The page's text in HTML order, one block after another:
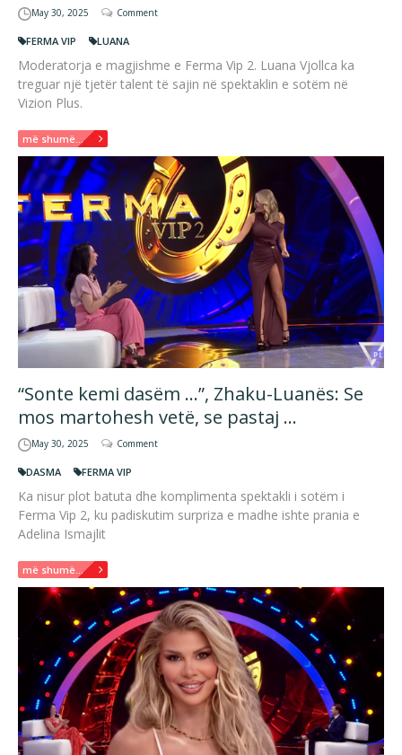
May 30, 2025 Comment
FERMA VIP LUANA
Moderatorja e magjishme e Ferma Vip 2. Luana Vjollca ka
treguar një tjetër talent të sajin në spektaklin e sotëm në
Vizion Plus.
më shumë...
“Sonte kemi dasëm …”, Zhaku-Luanës: Se
mos martohesh vetë, se pastaj …
May 30, 2025 Comment
DASMA FERMA VIP
Ka nisur plot batuta dhe komplimenta spektakli i sotëm i
Ferma Vip 2, ku padiskutim surpriza e madhe ishte prania e
Adelina Ismajlit
më shumë...